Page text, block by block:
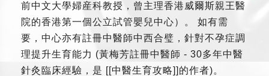
前中文大學婦産科教授，曾主理香港威爾斯親王醫
院的香港第一個公立試管嬰兒中心）。 如有需
要，中心亦有註冊中醫師中西合璧，針對不孕症調
理提升生育能力 (黃梅芳註冊中醫師 - 30多年中醫
針灸臨床經驗，是 [[中醫生育攻略]]的作者)。